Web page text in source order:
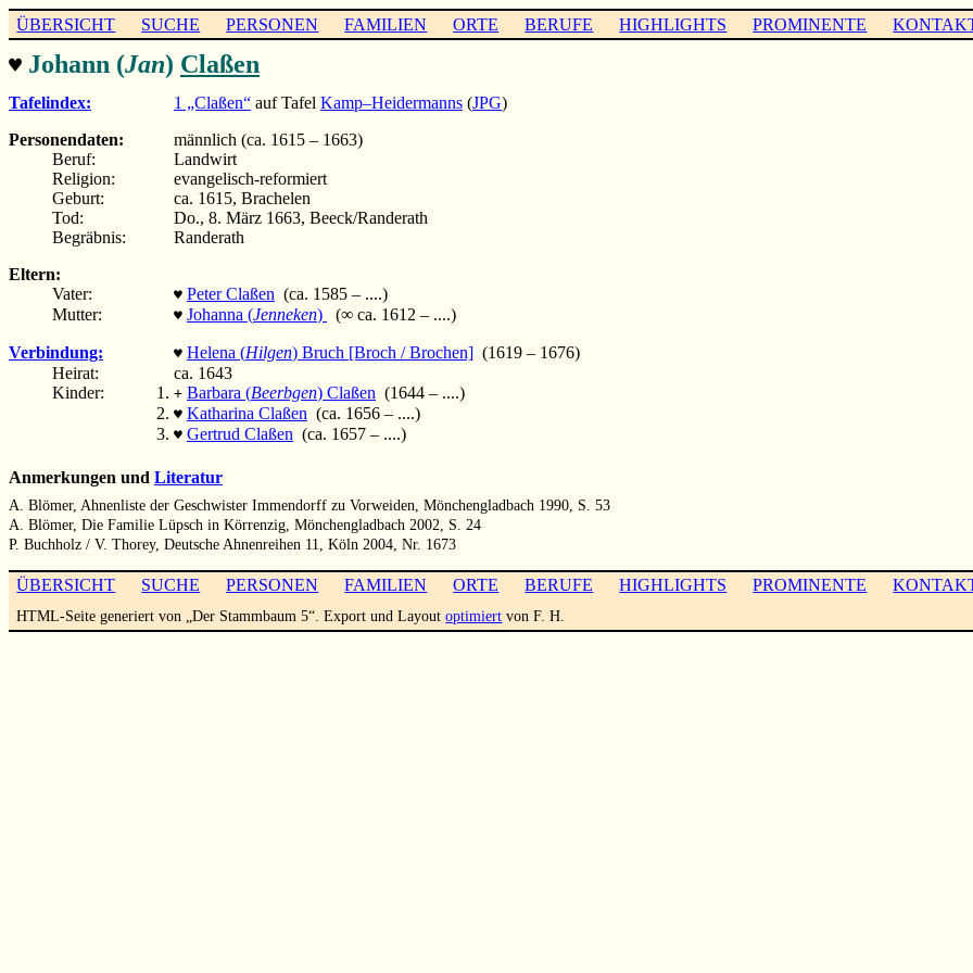
ÜBERSICHT SUCHE PERSONEN FAMILIEN ORTE BERUFE HIGHLIGHTS PROMINENTE
♥ Johann (Jan) Claßen
Tafelindex: 1 „Claßen“ auf Tafel Kamp–Heidermanns (JPG)
Personendaten:
männlich (ca. 1615 – 1663)
Beruf:
Landwirt
Religion:
evangelisch-reformiert
Geburt:
ca. 1615, Brachelen
Tod:
Do., 8. März 1663, Beeck/Randerath
Begräbnis:
Randerath
Eltern:
Vater:
♥ Peter Claßen (ca. 1585 – ....)
Mutter:
♥ Johanna (Jenneken) (∞ ca. 1612 – ....)
Verbindung: ♥ Helena (Hilgen) Bruch [Broch / Brochen] (1619 – 1676)
Heirat:
ca. 1643
Kinder:
+ Barbara (Beerbgen) Claßen (1644 – ....)
♥ Katharina Claßen (ca. 1656 – ....)
♥ Gertrud Claßen (ca. 1657 – ....)
Anmerkungen und Literatur
A. Blömer, Ahnenliste der Geschwister Immendorff zu Vorweiden, Mönchengladbach 1990, S. 53
A. Blömer, Die Familie Lüpsch in Körrenzig, Mönchengladbach 2002, S. 24
P. Buchholz / V. Thorey, Deutsche Ahnenreihen 11, Köln 2004, Nr. 1673
ÜBERSICHT SUCHE PERSONEN FAMILIEN ORTE BERUFE HIGHLIGHTS PROMINENTE
HTML-Seite generiert von „Der Stammbaum 5“. Export und Layoutoptimiert von F. H.